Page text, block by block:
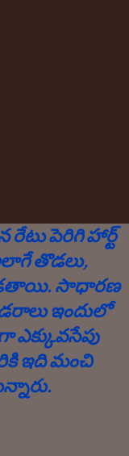
రేటు పెరిగి హార్ట్
తొడలు,
సాధారణ
ఇందులో
ఇది మంచి